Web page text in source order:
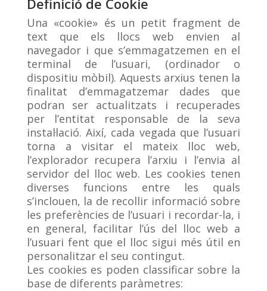
Una «cookie» és un petit fragment de
text que els llocs web envien al
navegador i que s’emmagatzemen en el
terminal de l’usuari, (ordinador o
dispositiu mòbil). Aquests arxius tenen la
finalitat d’emmagatzemar dades que
podran ser actualitzats i recuperades
per l’entitat responsable de la seva
instal·lació. Així, cada vegada que l’usuari
torna a visitar el mateix lloc web,
l’explorador recupera l’arxiu i l’envia al
servidor del lloc web. Les cookies tenen
diverses funcions entre les quals
s’inclouen, la de recollir informació sobre
les preferències de l’usuari i recordar-la, i
en general, facilitar l’ús del lloc web a
l’usuari fent que el lloc sigui més útil en
personalitzar el seu contingut.
Les cookies es poden classificar sobre la
base de diferents paràmetres: